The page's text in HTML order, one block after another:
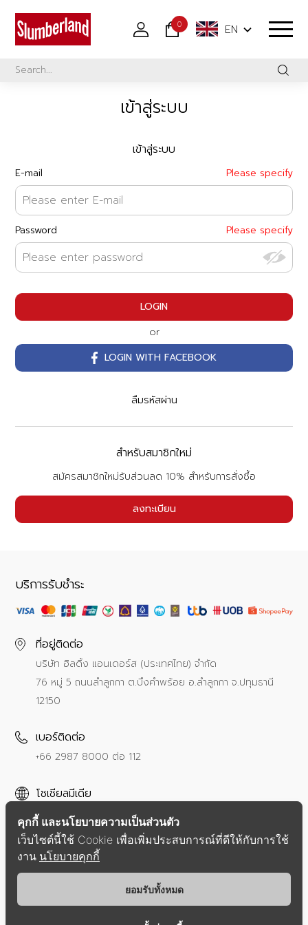
0 EN
เข้าสู่ระบบ
เข้าสู่ระบบ
E-mail Please specify
Password Please specify
LOGIN
or
LOGIN WITH FACEBOOK
ลืมรหัสผ่าน
สำหรับสมาชิกใหม่
สมัครสมาชิกใหม่รับส่วนลด 10% สำหรับการสั่งซื้อ
ลงทะเบียน
บริการรับชำระ
ที่อยู่ติดต่อ
บริษัท ฮิลดิ้ง แอนเดอร์ส (ประเทศไทย) จำกัด
76 หมู่ 5 ถนนลำลูกกา ต.บึงคำพร้อย อ.ลำลูกกา จ.ปทุมธานี
12150
เบอร์ติดต่อ
+66 2987 8000 ต่อ 112
โซเชียลมีเดีย
นโยบายความเป็นส่วนตัว
All Right Reserved.
คุกกี้ และนโยบายความเป็นส่วนตัว
เว็บไซต์นี้ใช้ Cookie เพื่อเพิ่มประสบการณ์ที่ดีให้กับการใช้
งาน นโยบายคุกกี้
ยอมรับทั้งหมด